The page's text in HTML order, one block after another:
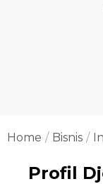
Home Bisnis
Profil